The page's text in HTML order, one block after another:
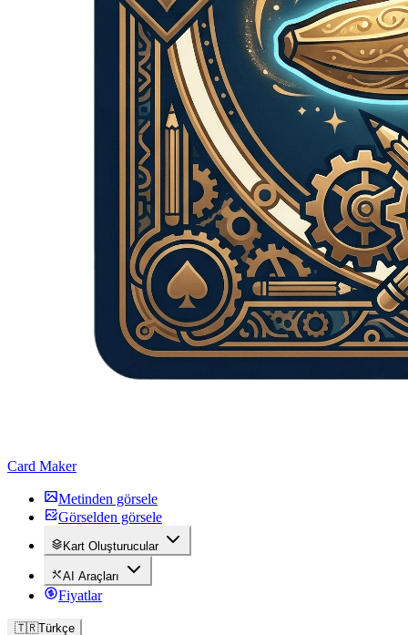
Card Maker
Metinden görsele
Görselden görsele
Kart Oluşturucular
AI Araçları
Fiyatlar
🇹🇷Türkçe